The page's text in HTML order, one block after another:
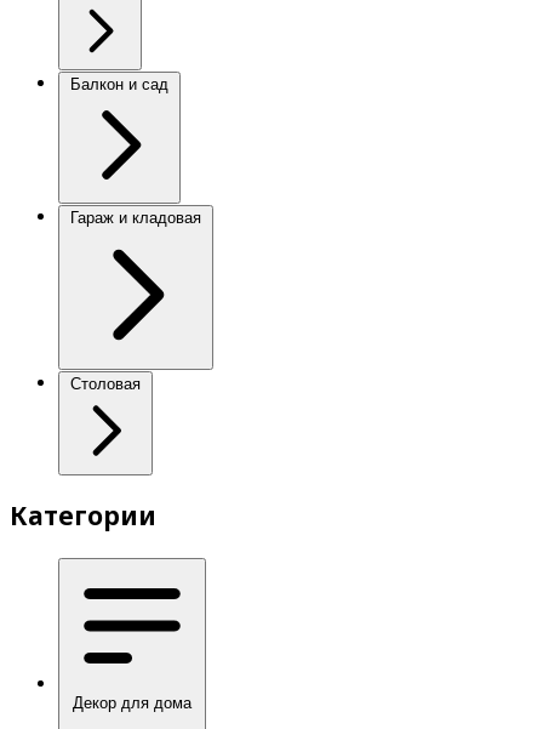
Балкон и сад
Гараж и кладовая
Столовая
Категории
Декор для дома